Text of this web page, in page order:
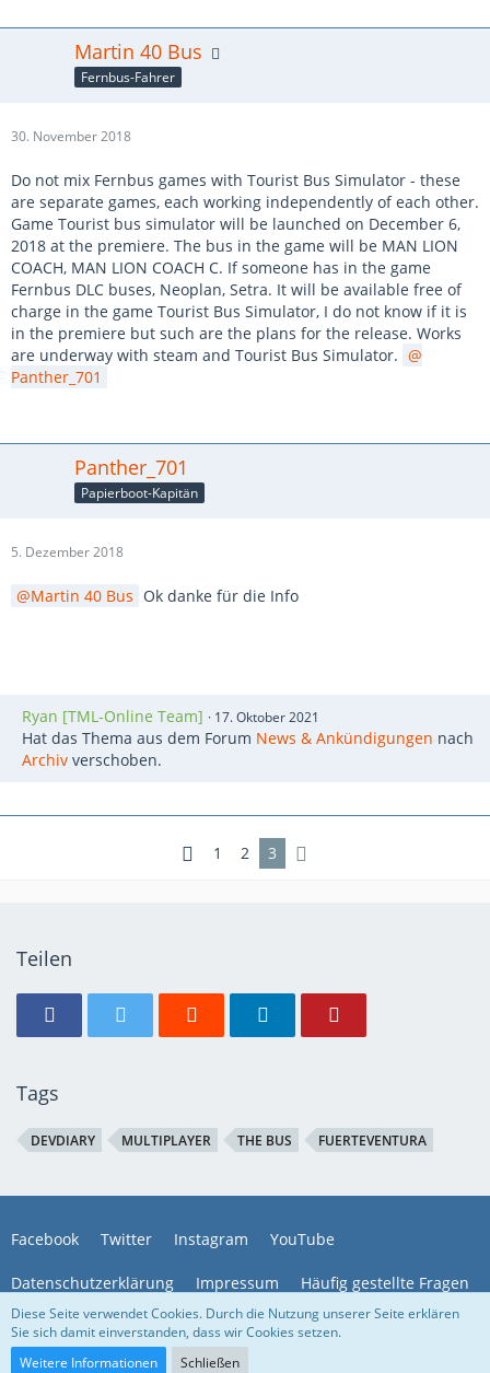
Martin 40 Bus
Fernbus-Fahrer
30. November 2018
Do not mix Fernbus games with Tourist Bus Simulator - these
are separate games, each working independently of each other.
Game Tourist bus simulator will be launched on December 6,
2018 at the premiere. The bus in the game will be MAN LION
COACH, MAN LION COACH C. If someone has in the game
Fernbus DLC buses, Neoplan, Setra. It will be available free of
charge in the game Tourist Bus Simulator, I do not know if it is
in the premiere but such are the plans for the release. Works
are underway with steam and Tourist Bus Simulator.
Panther_701
Panther_701
Papierboot-Kapitän
5. Dezember 2018
Martin 40 Bus Ok danke für die Info
Ryan [TML-Online Team] 17. Oktober 2021
Hat das Thema aus dem Forum News & Ankündigungen nach
Archiv verschoben.
1 2 3
Teilen
Tags
DEVDIARY MULTIPLAYER THE BUS FUERTEVENTURA
Facebook Twitter Instagram YouTube
Datenschutzerklärung Impressum Häufig gestellte Fragen
Community-Software:
Diese Seite verwendet Cookies. Durch die Nutzung unserer Seite erklären
Sie sich damit einverstanden, dass wir Cookies setzen.
Weitere Informationen
Schließen